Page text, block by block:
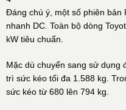
Đáng chú ý, một số phiên bản
nhanh DC. Toàn bộ dòng
kW tiêu chuẩn.
Mặc dù chuyển sang sử dụng
trì sức kéo tối đa 1.588 kg.
sức kéo từ 680 lên 794 kg.